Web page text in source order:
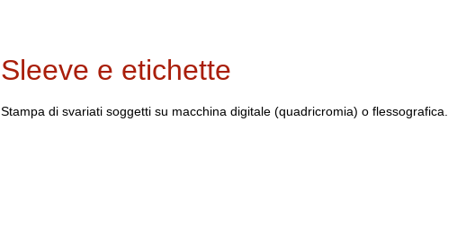
Sleeve e etichette
Stampa di svariati soggetti su macchina digitale (quadricromia) o flessografica.